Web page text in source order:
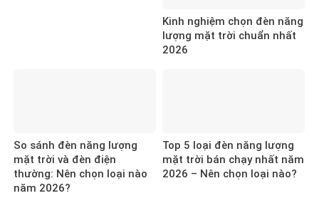
Kinh nghiệm chọn đèn năng
lượng mặt trời chuẩn nhất
2026
So sánh đèn năng lượng
mặt trời và đèn điện
thường: Nên chọn loại nào
năm 2026?
Top 5 loại đèn năng lượng
mặt trời bán chạy nhất năm
2026 – Nên chọn loại nào?